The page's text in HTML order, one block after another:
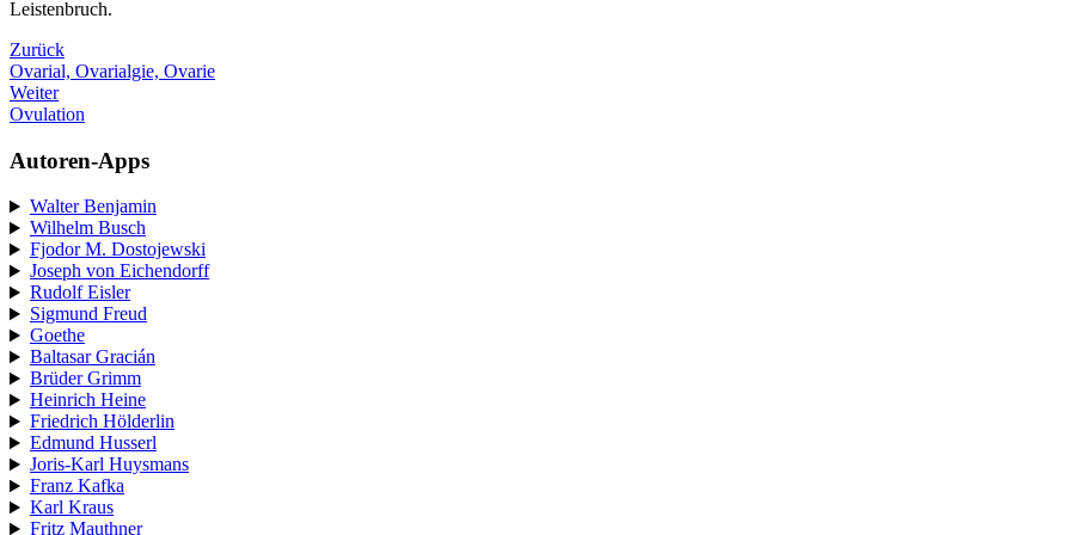
Leistenbruch.
Zurück
Ovarial, Ovarialgie, Ovarie
Weiter
Ovulation
Autoren-Apps
Walter Benjamin
Wilhelm Busch
Fjodor M. Dostojewski
Joseph von Eichendorff
Rudolf Eisler
Sigmund Freud
Goethe
Baltasar Gracián
Brüder Grimm
Heinrich Heine
Friedrich Hölderlin
Edmund Husserl
Joris-Karl Huysmans
Franz Kafka
Karl Kraus
Fritz Mauthner